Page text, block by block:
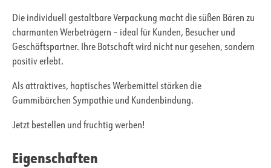
Die individuell gestaltbare Verpackung macht die süßen Bären zu
charmanten Werbeträgern – ideal für Kunden, Besucher und
Geschäftspartner. Ihre Botschaft wird nicht nur gesehen, sondern
positiv erlebt.
Als attraktives, haptisches Werbemittel stärken die
Gummibärchen Sympathie und Kundenbindung.
Jetzt bestellen und fruchtig werben!
Eigenschaften